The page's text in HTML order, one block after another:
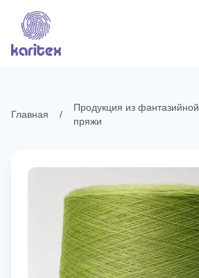
Skip to content
Главная /
Продукция из фантазийной
пряжи